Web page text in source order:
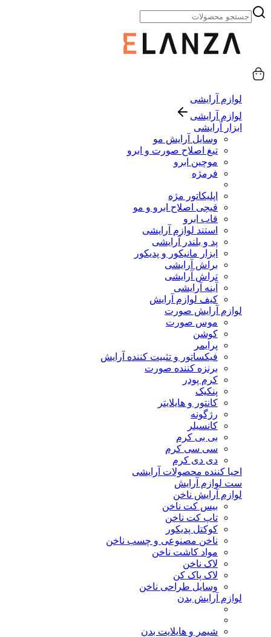
لوازم آرایشی
لوازم آرایشی
ابزار آرایشی
وسایل آرایش مو
تیغ اصلاح صورت و ابرو
موچین ابرو
فرمژه
اپلیکاتور مژه
قیچی اصلاح ابرو و مو
قاب ابرو
استند لوازم آرایشی
پد و بلندر آرایشی
ابزار مانیکور و پدیکور
براش آرایشی
تراش آرایشی
آینه آرایشی
کیف لوازم آرایش
لوازم آرایش صورت
موس صورت
کوشن
پرایمر
فیکساتور و تثبیت کننده آرایش
برنزه کننده صورت
کرم پودر
پنکیک
کانتور و هایلایتر
رژگونه
کانسیلر
بی بی کرم
سی سی کرم
دی دی کرم
احیا کننده محصولات آرایشی
ست لوازم آرایش
لوازم آرایش ناخن
بیس کت ناخن
تاپ کت ناخن
کوکتل پدیکور
ناخن مصنوعی و چسب ناخن
مواد کاشت ناخن
لاک ناخن
لاک پاک کن
وسایل طراحی ناخن
لوازم آرایش بدن
شیمر و هایلایت بدن